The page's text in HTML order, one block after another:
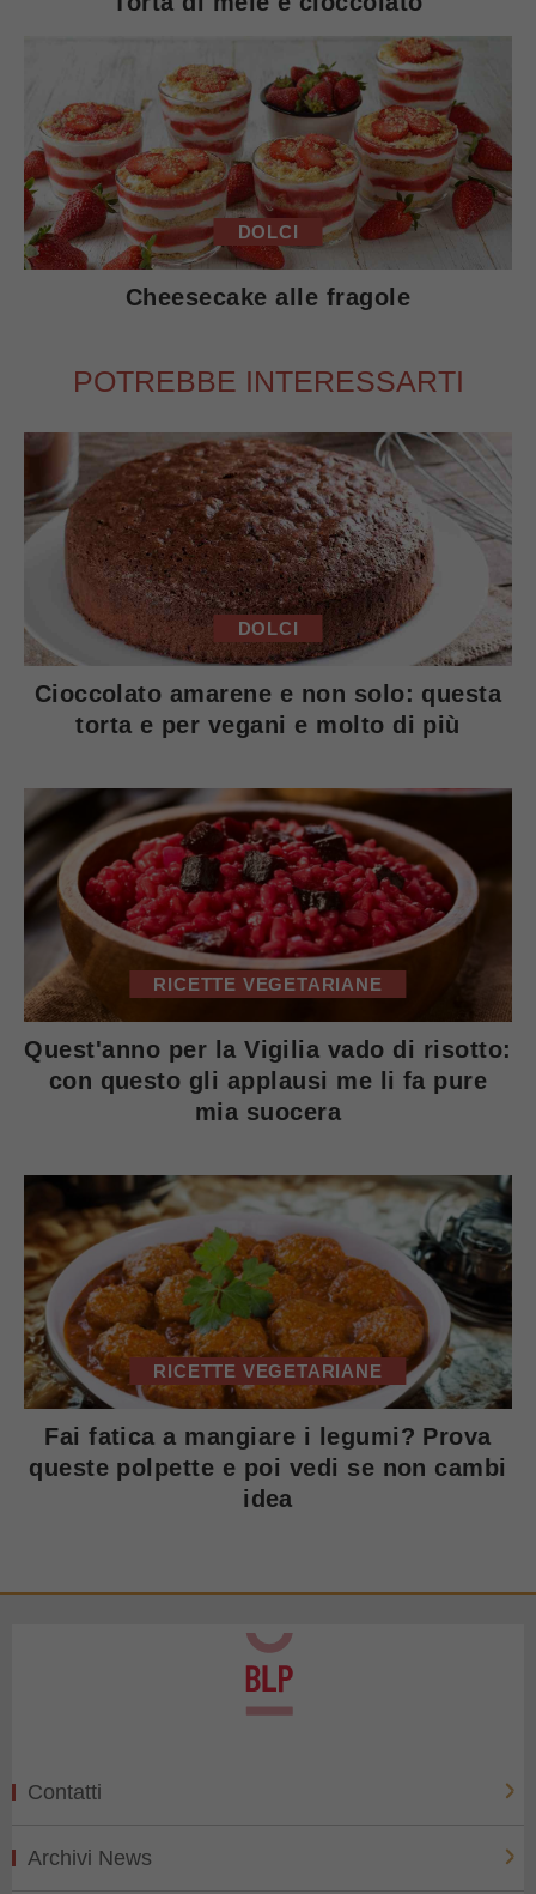
DOLCI
Cheesecake alle fragole
POTREBBE INTERESSARTI
DOLCI
Cioccolato amarene e non solo: questa
torta e per vegani e molto di più
RICETTE VEGETARIANE
Quest'anno per la Vigilia vado di risotto:
con questo gli applausi me li fa pure
mia suocera
RICETTE VEGETARIANE
Fai fatica a mangiare i legumi? Prova
queste polpette e poi vedi se non cambi
idea
Contatti
Archivi News